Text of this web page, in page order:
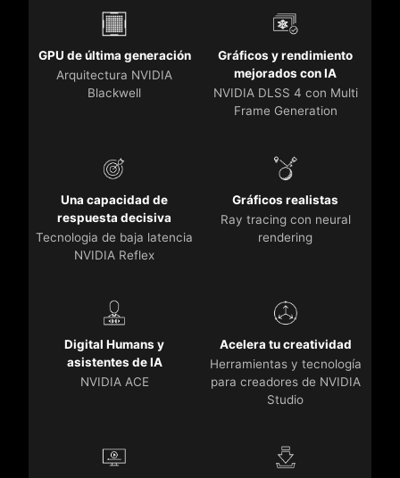
GPU de última generación
Arquitectura NVIDIA
Blackwell
Gráficos y rendimiento
mejorados con IA
NVIDIA DLSS 4 con Multi
Frame Generation
Una capacidad de
respuesta decisiva
Tecnologia de baja latencia
NVIDIA Reflex
Gráficos realistas
Ray tracing con neural
rendering
Digital Humans y
asistentes de IA
NVIDIA ACE
Acelera tu creatividad
Herramientas y tecnología
para creadores de NVIDIA
Studio